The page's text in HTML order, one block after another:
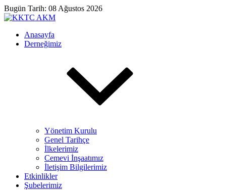
Bugün Tarih: 08 Ağustos 2026
Anasayfa
Derneğimiz
Yönetim Kurulu
Genel Tarihçe
İlkelerimiz
Cemevi İnşaatımız
İletişim Bilgilerimiz
Etkinlikler
Şubelerimiz